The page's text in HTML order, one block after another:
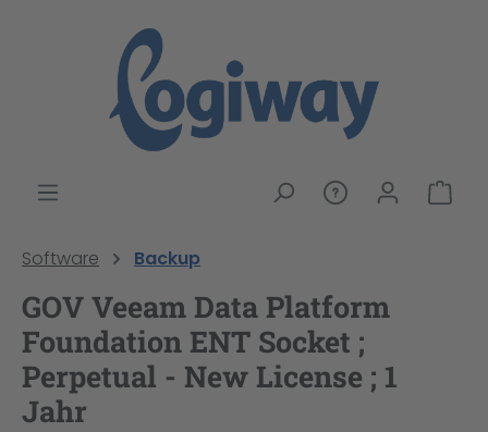
Software Backup
GOV Veeam Data Platform
Foundation ENT Socket ;
Perpetual - New License ; 1
Jahr